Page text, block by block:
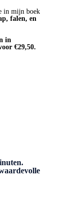
in mijn boek
falen, en
in
€29,50.